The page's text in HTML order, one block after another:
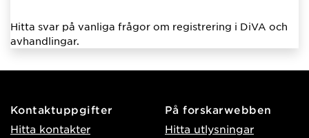
Hitta svar på vanliga frågor om registrering i DiVA och
avhandlingar.
Kontaktuppgifter
Hitta kontakter
På forskarwebben
Hitta utlysningar